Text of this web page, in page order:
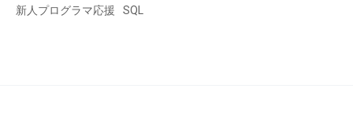
新人プログラマ応援
SQL